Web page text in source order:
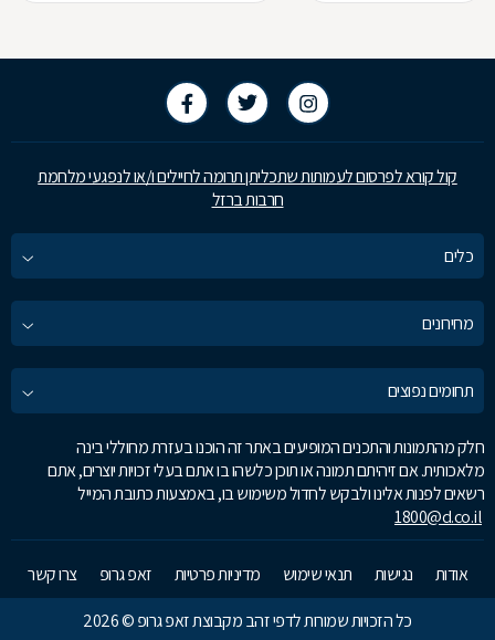
קול קורא לפרסום לעמותות שתכליתן תרומה לחיילים ו/או לנפגעי מלחמת
חרבות ברזל
כלים
מחירונים
תחומים נפוצים
חלק מהתמונות והתכנים המופיעים באתר זה הוכנו בעזרת מחוללי בינה
מלאכותית. אם זיהיתם תמונה או תוכן כלשהו בו אתם בעלי זכויות יוצרים, אתם
רשאים לפנות אלינו ולבקש לחדול משימוש בו, באמצעות כתובת המייל
1800@d.co.il
אודות נגישות תנאי שימוש מדיניות פרטיות זאפ גרופ
צרו קשר
כל הזכויות שמורות לדפי זהב מקבוצת זאפ גרופ © 2026